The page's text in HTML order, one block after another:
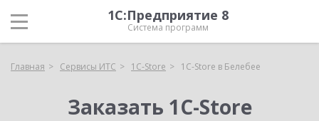
1С:Предприятие 8
Система программ
Главная Сервисы ИТС 1C-Store 1C-Store в Белебее
Заказать 1C-Store